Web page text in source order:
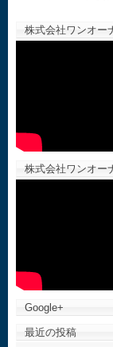
株式会社ワンオ
株式会社ワンオ
Google+
最近の投稿